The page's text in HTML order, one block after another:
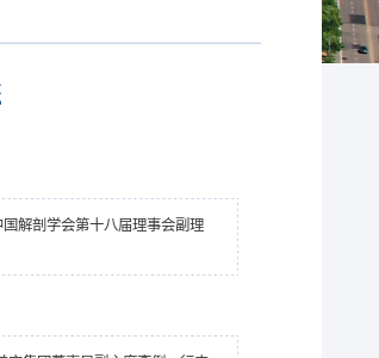
解剖学会第十八届理事会副理